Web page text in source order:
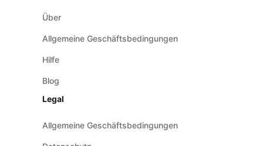
Über
Allgemeine Geschäftsbedingungen
Hilfe
Blog
Legal
Allgemeine Geschäftsbedingungen